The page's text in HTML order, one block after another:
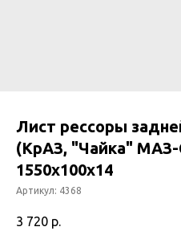
Лист рессоры
(КрАЗ, "Чайка" МАЗ-
1550х100х14
Артикул: 4368
3 720 р.